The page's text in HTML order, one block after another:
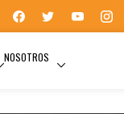
NOSOTROS